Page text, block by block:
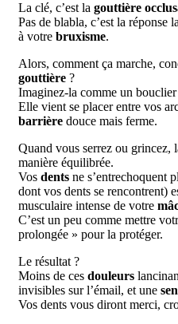
La clé, c’est la gouttière
Pas de blabla, c’est la réponse
à votre bruxisme.
Alors, comment ça marche,
gouttière ?
Imaginez-la comme un bouclier
Elle vient se placer entre vos
barrière douce mais ferme.
Quand vous serrez ou grincez,
manière équilibrée.
Vos dents ne s’entrechoquent
dont vos dents se rencontrent)
musculaire intense de votre
C’est un peu comme mettre
prolongée » pour la protéger.
Le résultat ?
Moins de ces douleurs
invisibles sur l’émail, et une
Vos dents vous diront merci,